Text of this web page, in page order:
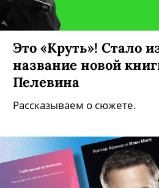
Это «Круть»! Стало
название новой
Пелевина
Рассказываем о сюжете.